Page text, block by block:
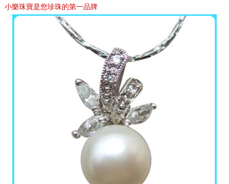
小樂珠寶是您珍珠的第一品牌